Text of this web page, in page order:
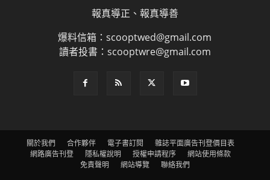
報真導正、報真導善
爆料信箱：scooptwed@gmail.com
讀者投書：scooptwre@gmail.com
關於我們 合作夥伴 電子書訂閱
雜誌平面廣告刊登價目表
網路廣告刊登
隱私權說明 授權申請程序
網站使用條款
免責聲明
網站導覽 聯絡我們